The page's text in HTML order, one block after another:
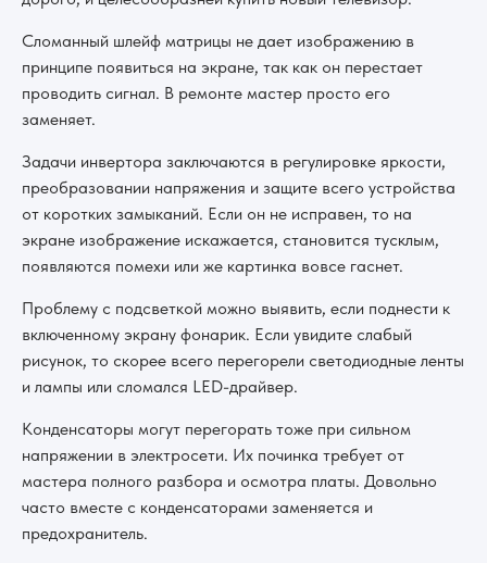
Сломанный шлейф матрицы не дает изображению в
принципе появиться на экране, так как он перестает
проводить сигнал. В ремонте мастер просто его
заменяет.
Задачи инвертора заключаются в регулировке яркости,
преобразовании напряжения и защите всего устройства
от коротких замыканий. Если он не исправен, то на
экране изображение искажается, становится тусклым,
появляются помехи или же картинка вовсе гаснет.
Проблему с подсветкой можно выявить, если поднести к
включенному экрану фонарик. Если увидите слабый
рисунок, то скорее всего перегорели светодиодные ленты
и лампы или сломался LED-драйвер.
Конденсаторы могут перегорать тоже при сильном
напряжении в электросети. Их починка требует от
мастера полного разбора и осмотра платы. Довольно
часто вместе с конденсаторами заменяется и
предохранитель.